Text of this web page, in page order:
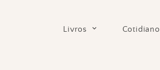
Livros Cotidiano